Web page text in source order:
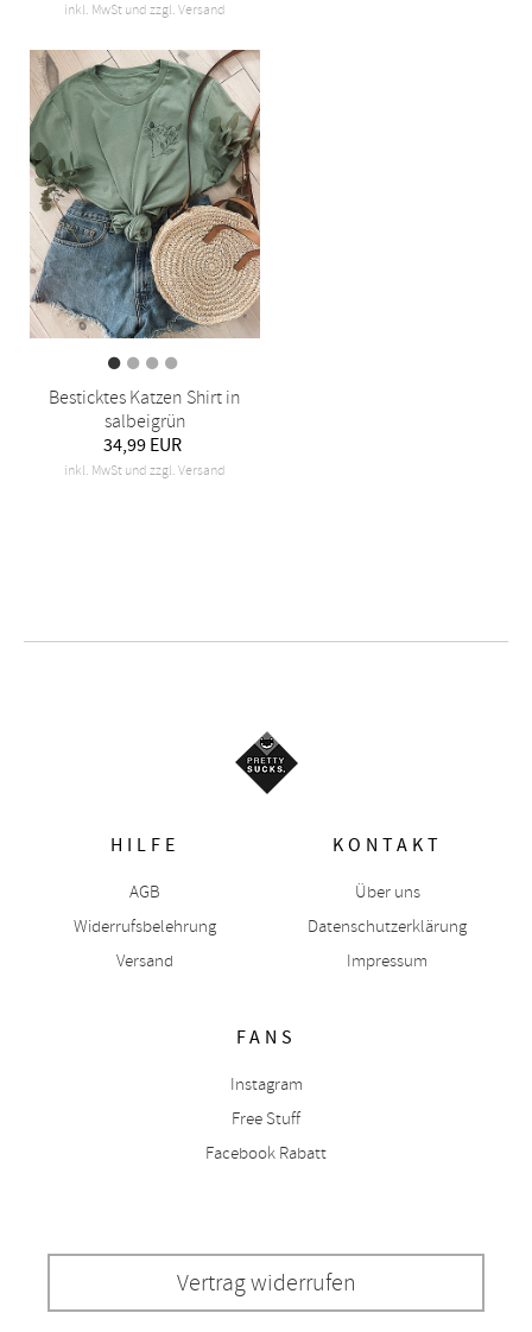
inkl. MwSt und zzgl. Versand
Besticktes Katzen Shirt in
salbeigrün
34,99 EUR
inkl. MwSt und zzgl. Versand
HILFE
AGB
Widerrufsbelehrung
Versand
KONTAKT
Über uns
Datenschutzerklärung
Impressum
FANS
Instagram
Free Stuff
Facebook Rabatt
Vertrag widerrufen